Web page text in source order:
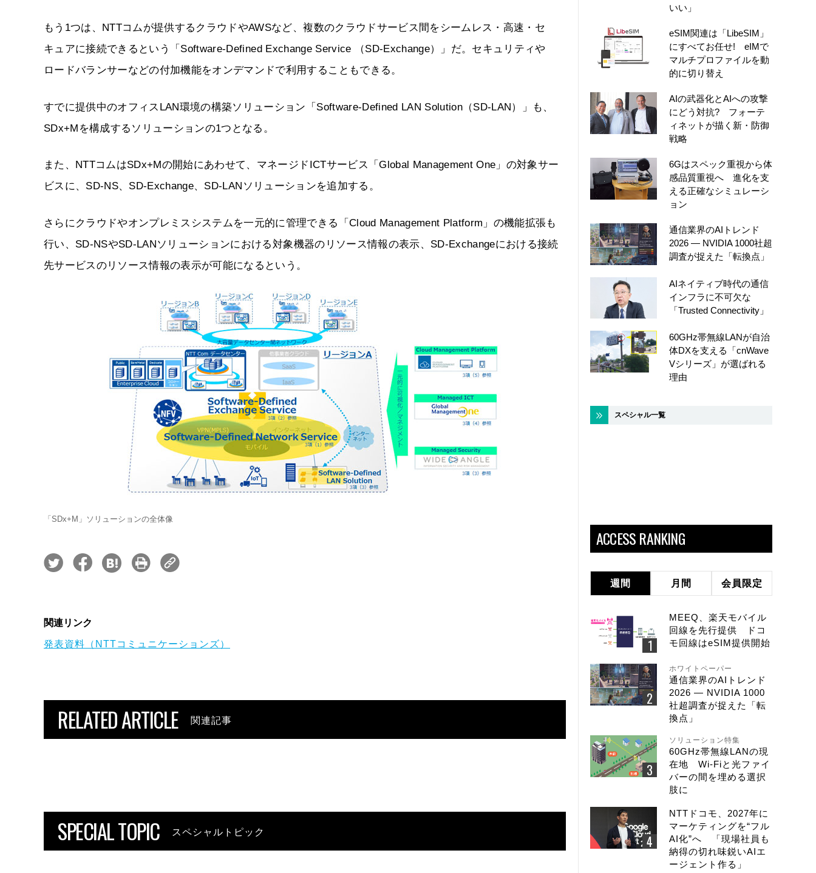
もう1つは、NTTコムが提供するクラウドやAWSなど、複数のクラウドサービス間をシームレス・高速・セ
キュアに接続できるという「Software-Defined Exchange Service （SD-Exchange）」だ。セキュリティや
ロードバランサーなどの付加機能をオンデマンドで利用することもできる。
すでに提供中のオフィスLAN環境の構築ソリューション「Software-Defined LAN Solution（SD-LAN）」も、
SDx+Mを構成するソリューションの1つとなる。
また、NTTコムはSDx+Mの開始にあわせて、マネージドICTサービス「Global Management One」の対象サー
ビスに、SD-NS、SD-Exchange、SD-LANソリューションを追加する。
さらにクラウドやオンプレミスシステムを一元的に管理できる「Cloud Management Platform」の機能拡張も
行い、SD-NSやSD-LANソリューションにおける対象機器のリソース情報の表示、SD-Exchangeにおける接続
先サービスのリソース情報の表示が可能になるという。
「SDx+M」ソリューションの全体像
関連リンク
発表資料（NTTコミュニケーションズ）
RELATED ARTICLE 関連記事
SPECIAL TOPIC スペシャルトピック
いい」
eSIM関連は「LibeSIM」
にすべてお任せ! eIMで
マルチプロファイルを動
的に切り替え
AIの武器化とAIへの攻撃
にどう対抗? フォーテ
ィネットが描く新・防御
戦略
6Gはスペック重視から体
感品質重視へ 進化を支
える正確なシミュレーシ
ョン
通信業界のAIトレンド
2026 ― NVIDIA 1000社超
調査が捉えた「転換点」
AIネイティブ時代の通信
インフラに不可欠な
「Trusted Connectivity」
60GHz帯無線LANが自治
体DXを支える「cnWave
Vシリーズ」が選ばれる
理由
スペシャル一覧
ACCESS RANKING
週間 月間 会員限定
MEEQ、楽天モバイル
回線を先行提供 ドコ
モ回線はeSIM提供開始
ホワイトペーパー
通信業界のAIトレンド
2026 ― NVIDIA 1000
社超調査が捉えた「転
換点」
ソリューション特集
60GHz帯無線LANの現
在地 Wi-Fiと光ファイ
バーの間を埋める選択
肢に
NTTドコモ、2027年に
マーケティングを“フル
AI化”へ 「現場社員も
納得の切れ味鋭いAIエ
ージェント作る」